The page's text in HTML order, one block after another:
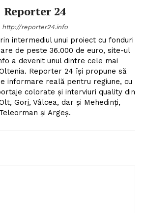
Reporter 24
http://reporter24.info
intermediul unui proiect cu fonduri
de peste 36.000 de euro, site-ul
a devenit unul dintre cele mai
Reporter 24 îşi propune să
informare reală pentru regiune, cu
colorate şi interviuri quality din
Gorj, Vâlcea, dar şi Mehedinţi,
Teleorman şi Argeş.